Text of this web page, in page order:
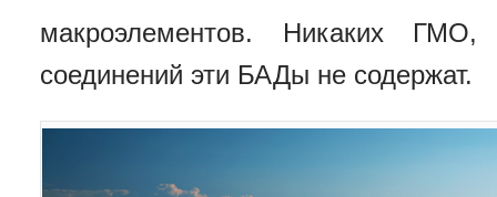
макроэлементов. Никаких ГМО,
соединений эти БАДы не содержат.